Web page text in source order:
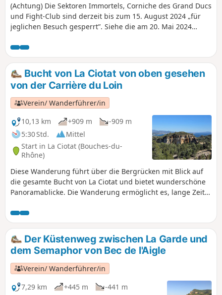
(Achtung) Die Sektoren Immortels, Corniche des Grand Ducs
und Fight-Club sind derzeit bis zum 15. August 2024 „für
jeglichen Besuch gesperrt”. Siehe die am 20. Mai 2024
entdecken Sie die Ober- und Unterseite der Falaises
Soubeyrannes zwischen der Grotte des Émigrés und Sainte-
Frétouse. Der Hinweg folgt dem gelben Kammweg, der
atemberaubende Ausblicke auf die Calanques und den
Golfe d'Amour bietet. Der technisch anspruchsvollere
Rückweg, der zwischen Wandern und leichtem Klettern
wechselt, folgt dem schwarzen Weg unterhalb der Kämme
auf der Meerseite und dann einem System von
Felsvorsprüngen auf halber Höhe der Klippen, das Sie
zurück zu Ihrem Ausgangspunkt bringt.
Bucht von La Ciotat von oben gesehen
von der Carrière du Loin
Verein/ Wanderführer/in
10,13 km
+909 m
-909 m
5:30 Std.
Mittel
Start in La Ciotat (Bouches-du-
Rhône)
Diese Wanderung führt über die Bergrücken mit Blick auf
die gesamte Bucht von La Ciotat und bietet wunderschöne
Panoramablicke. Die Wanderung ermöglicht es, lange Zeit
Sie auf dem Bergrücken, am höchsten Punkt, eine Höhle mit
einer doppelten offenen Höhlenkammer, die sehr schön ist
und die Sie nicht verpassen sollten.
Der Küstenweg zwischen La Garde und
dem Semaphor von Bec de l'Aigle
Verein/ Wanderführer/in
7,29 km
+445 m
-441 m